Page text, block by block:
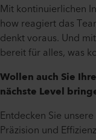
Mit kontinuierlichen
how reagiert das
denkt voraus. Und
bereit für alles, was
Wollen auch Sie
nächste Level
Entdecken Sie
Präzision und